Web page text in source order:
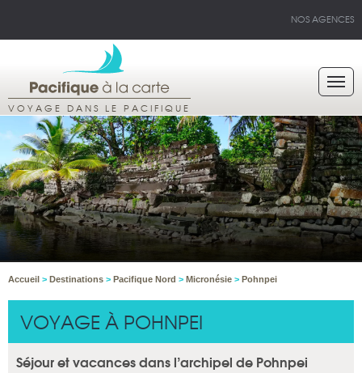
NOS AGENCES
VOYAGE DANS LE PACIFIQUE
Accueil > Destinations > Pacifique Nord > Micronésie > Pohnpei
VOYAGE À POHNPEI
Séjour et vacances dans l’archipel de Pohnpei